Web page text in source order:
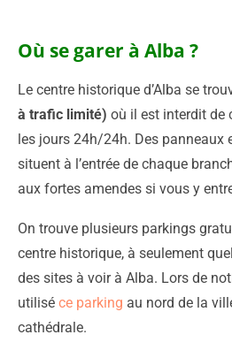
Où se garer à Alba ?
Le centre historique d’Alba se
à trafic limité) où il est interdit de
les jours 24h/24h. Des panneaux
situent à l’entrée de chaque
aux fortes amendes si vous y
On trouve plusieurs parkings
centre historique, à seulement
des sites à voir à Alba. Lors de
utilisé ce parking au nord de la
cathédrale.